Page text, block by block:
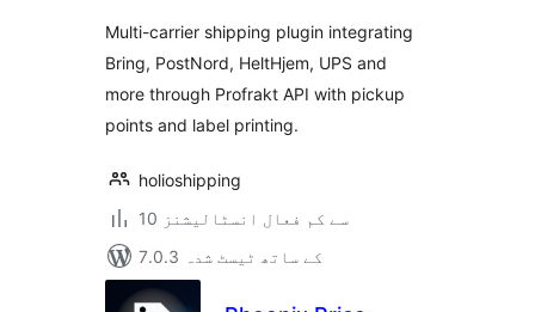
Multi-carrier shipping plugin integrating
Bring, PostNord, HeltHjem, UPS and
more through Profrakt API with pickup
points and label printing.
holioshipping
10 سے کم فعال انسٹالیشنز
7.0.3 کے ساتھ ٹیسٹ شدہ